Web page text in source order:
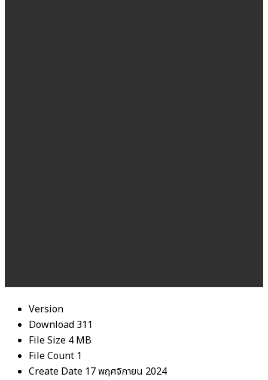
Version
Download 311
File Size 4 MB
File Count 1
Create Date 17 พฤศจิกายน 2024